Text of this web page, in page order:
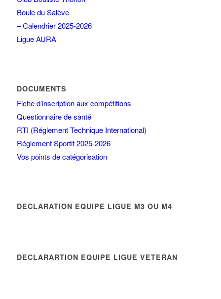
Boule du Salève
– Calendrier 2025-2026
Ligue AURA
DOCUMENTS
Fiche d’inscription aux compétitions
Questionnaire de santé
RTI (Réglement Technique International)
Réglement Sportif 2025-2026
Vos points de catégorisation
DECLARATION EQUIPE LIGUE M3 OU M4
DECLARARTION EQUIPE LIGUE VETERAN